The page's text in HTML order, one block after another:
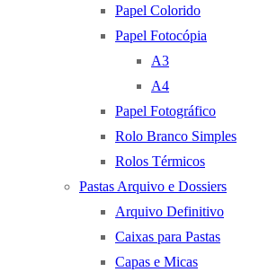
Papel Colorido
Papel Fotocópia
A3
A4
Papel Fotográfico
Rolo Branco Simples
Rolos Térmicos
Pastas Arquivo e Dossiers
Arquivo Definitivo
Caixas para Pastas
Capas e Micas